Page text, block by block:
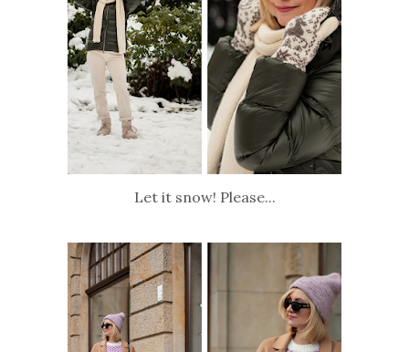
Let it snow! Please...